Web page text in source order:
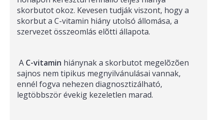
skorbutot okoz. Kevesen tudják viszont, hogy a
skorbut a C-vitamin hiány utolsó állomása, a
szervezet összeomlás elõtti állapota.
A C-vitamin hiánynak a skorbutot megelõzõen
sajnos nem tipikus megnyilvánulásai vannak,
ennél fogva nehezen diagnosztizálható,
legtöbbször évekig kezeletlen marad.